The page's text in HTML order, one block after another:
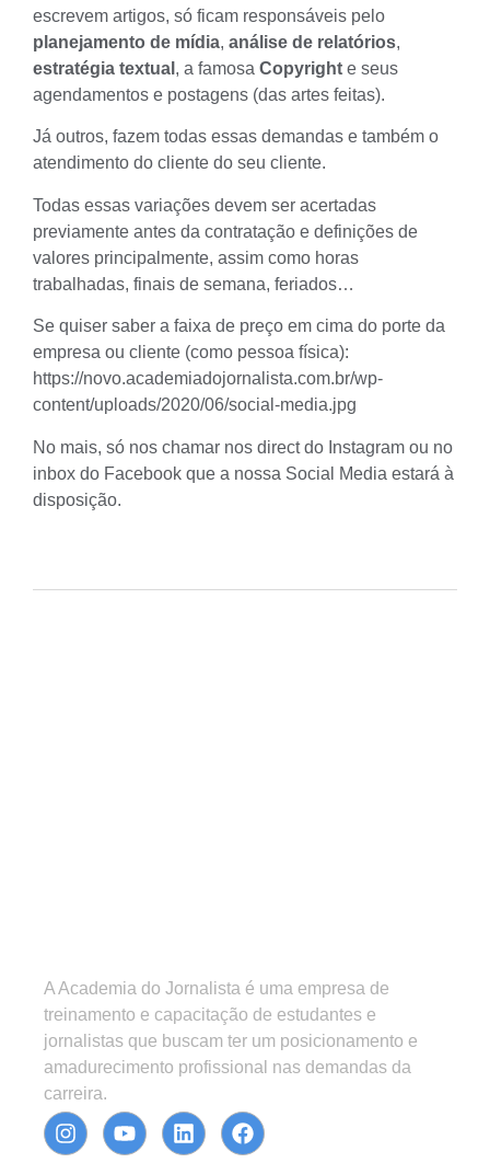
escrevem artigos, só ficam responsáveis pelo
planejamento de mídia, análise de relatórios,
estratégia textual , a famosa Copyright e seus
agendamentos e postagens (das artes feitas).
Já outros, fazem todas essas demandas e também o
atendimento do cliente do seu cliente.
Todas essas variações devem ser acertadas
previamente antes da contratação e definições de
valores principalmente, assim como horas
trabalhadas, finais de semana, feriados…
Se quiser saber a faixa de preço em cima do porte da
empresa ou cliente (como pessoa física):
https://novo.academiadojornalista.com.br/wp-
content/uploads/2020/06/social-media.jpg
No mais, só nos chamar nos direct do Instagram ou no
inbox do Facebook que a nossa Social Media estará à
disposição.
A Academia do Jornalista é uma empresa de
treinamento e capacitação de estudantes e
jornalistas que buscam ter um posicionamento e
amadurecimento profissional nas demandas da
carreira.